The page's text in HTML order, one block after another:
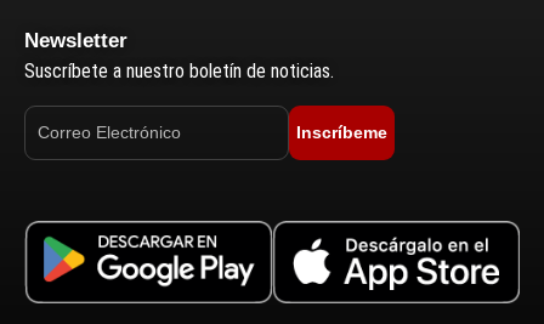
Newsletter
Suscríbete a nuestro boletín de noticias.
Inscríbeme